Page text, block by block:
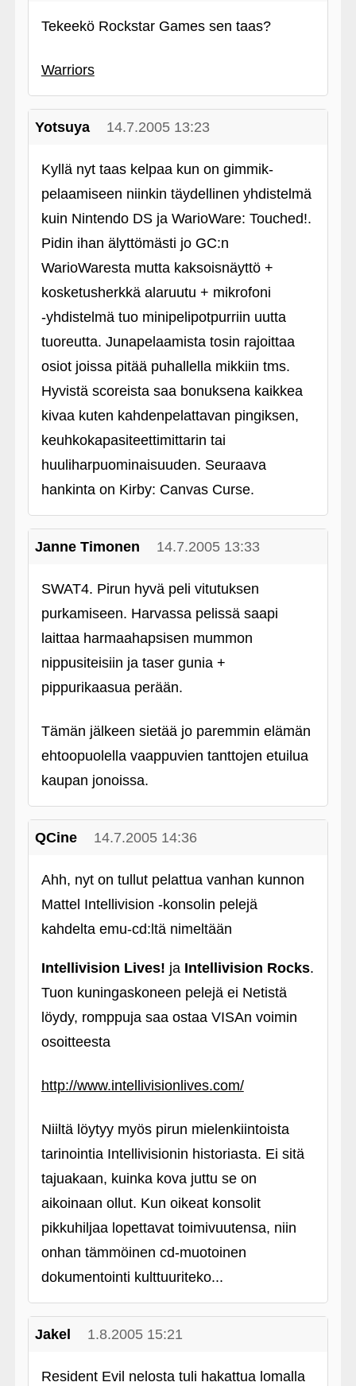
Tekeekö Rockstar Games sen taas?
Warriors
Yotsuya 14.7.2005 13:23
Kyllä nyt taas kelpaa kun on gimmik-
pelaamiseen niinkin täydellinen yhdistelmä
kuin Nintendo DS ja WarioWare: Touched!.
Pidin ihan älyttömästi jo GC:n
WarioWaresta mutta kaksoisnäyttö +
kosketusherkkä alaruutu + mikrofoni
‑yhdistelmä tuo minipelipotpurriin uutta
tuoreutta. Junapelaamista tosin rajoittaa
osiot joissa pitää puhallella mikkiin tms.
Hyvistä scoreista saa bonuksena kaikkea
kivaa kuten kahdenpelattavan pingiksen,
keuhkokapasiteettimittarin tai
huuliharpuominaisuuden. Seuraava
hankinta on Kirby: Canvas Curse.
Janne Timonen 14.7.2005 13:33
SWAT4. Pirun hyvä peli vitutuksen
purkamiseen. Harvassa pelissä saapi
laittaa harmaahapsisen mummon
nippusiteisiin ja taser gunia +
pippurikaasua perään.
Tämän jälkeen sietää jo paremmin elämän
ehtoopuolella vaappuvien tanttojen etuilua
kaupan jonoissa.
QCine 14.7.2005 14:36
Ahh, nyt on tullut pelattua vanhan kunnon
Mattel Intellivision ‑konsolin pelejä
kahdelta emu-cd:ltä nimeltään
Intellivision Lives! ja Intellivision Rocks.
Tuon kuningaskoneen pelejä ei Netistä
löydy, romppuja saa ostaa VISAn voimin
osoitteesta
http://www.intellivisionlives.com/
Niiltä löytyy myös pirun mielenkiintoista
tarinointia Intellivisionin historiasta. Ei sitä
tajuakaan, kuinka kova juttu se on
aikoinaan ollut. Kun oikeat konsolit
pikkuhiljaa lopettavat toimivuutensa, niin
onhan tämmöinen cd-muotoinen
dokumentointi kulttuuriteko...
Jakel 1.8.2005 15:21
Resident Evil nelosta tuli hakattua lomalla